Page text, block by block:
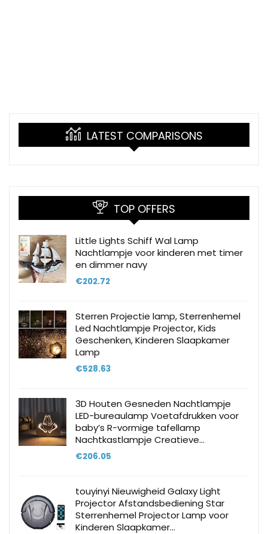
LATEST COMPARISONS
TOP OFFERS
Little Lights Schiff Wal Lamp
Nachtlampje voor kinderen met timer
en dimmer navy
€202.72
Sterren Projectie lamp, Sterrenhemel
Led Nachtlampje Projector, Kids
Geschenken, Kinderen Slaapkamer
Lamp
€528.63
3D Houten Gesneden Nachtlampje
LED-bureaulamp Voetafdrukken voor
baby’s R-vormige tafellamp
Nachtkastlampje Creatieve…
€206.05
touyinyi Nieuwigheid Galaxy Light
Projector Afstandsbediening Star
Sterrenhemel Projector Lamp voor
Kinderen Slaapkamer…